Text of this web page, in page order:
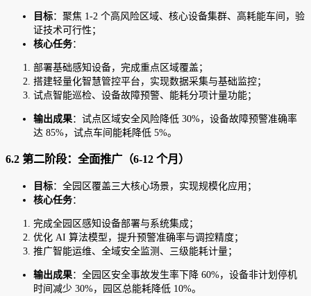
目标：聚焦 1-2 个高风险区域、核心设备集群、高耗能车间，验
证技术可行性；
核心任务：
部署基础感知设备，完成重点区域覆盖；
搭建轻量化智慧管控平台，实现数据采集与基础监控；
试点智能巡检、设备故障预警、能耗分项计量功能；
输出成果：试点区域安全风险降低 30%，设备故障预警准确率
达 85%，试点车间能耗降低 5%。
6.2 第二阶段：全面推广（6-12 个月）
目标：全园区覆盖三大核心场景，实现规模化应用；
核心任务：
完成全园区感知设备部署与系统集成；
优化 AI 算法模型，提升预警准确率与调控精度；
推广智能运维、全域安全监测、三级能耗计量；
输出成果：全园区安全事故发生率下降 60%，设备非计划停机
时间减少 30%，园区总能耗降低 10%。